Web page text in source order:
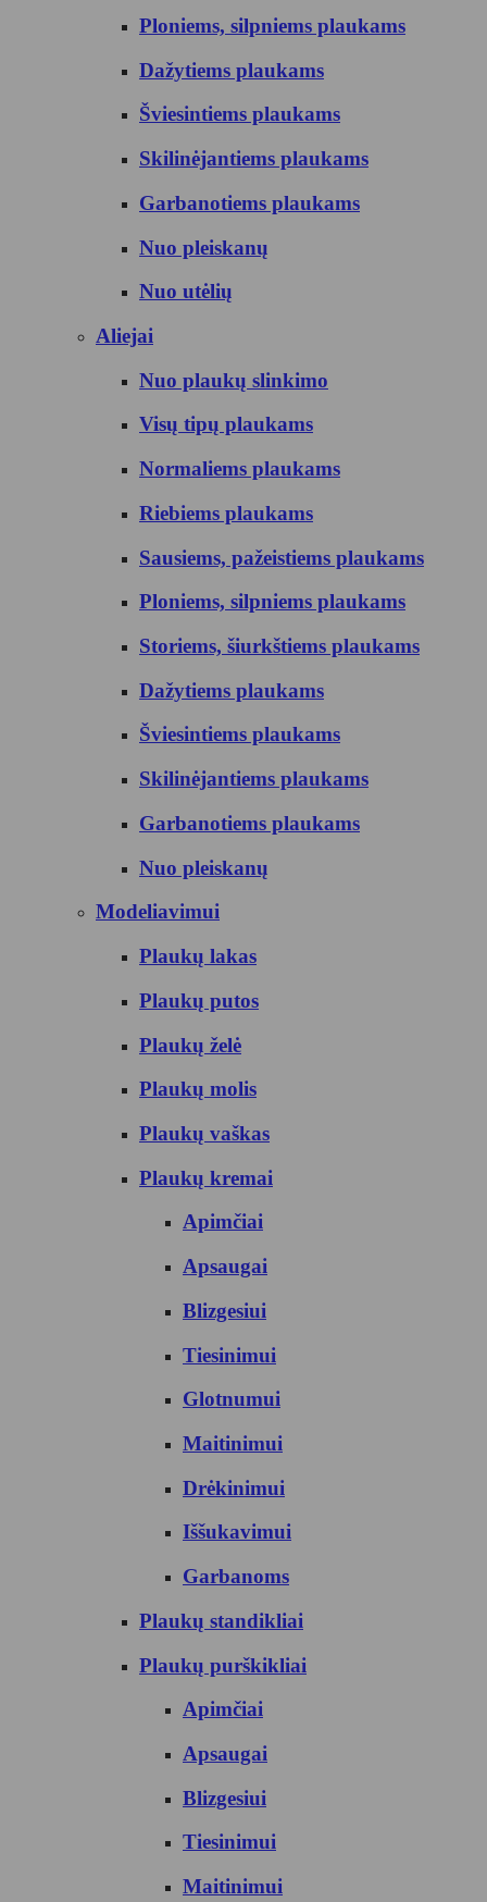
Ploniems, silpniems plaukams
Dažytiems plaukams
Šviesintiems plaukams
Skilinėjantiems plaukams
Garbanotiems plaukams
Nuo pleiskanų
Nuo utėlių
Aliejai
Nuo plaukų slinkimo
Visų tipų plaukams
Normaliems plaukams
Riebiems plaukams
Sausiems, pažeistiems plaukams
Ploniems, silpniems plaukams
Storiems, šiurkštiems plaukams
Dažytiems plaukams
Šviesintiems plaukams
Skilinėjantiems plaukams
Garbanotiems plaukams
Nuo pleiskanų
Modeliavimui
Plaukų lakas
Plaukų putos
Plaukų želė
Plaukų molis
Plaukų vaškas
Plaukų kremai
Apimčiai
Apsaugai
Blizgesiui
Tiesinimui
Glotnumui
Maitinimui
Drėkinimui
Iššukavimui
Garbanoms
Plaukų standikliai
Plaukų purškikliai
Apimčiai
Apsaugai
Blizgesiui
Tiesinimui
Maitinimui